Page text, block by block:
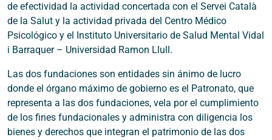
de efectividad la actividad concertada con el Servei Català
de la Salut y la actividad privada del Centro Médico
Psicológico y el Instituto Universitario de Salud Mental Vidal
i Barraquer – Universidad Ramon Llull.
Las dos fundaciones son entidades sin ánimo de lucro
donde el órgano máximo de gobierno es el Patronato, que
representa a las dos fundaciones, vela por el cumplimiento
de los fines fundacionales y administra con diligencia los
bienes y derechos que integran el patrimonio de las dos